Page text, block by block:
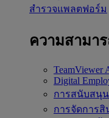
สำรวจแพลตฟอร์ม
ความสามา
TeamViewer
Digital
การสนับสนุ
การจัดการ